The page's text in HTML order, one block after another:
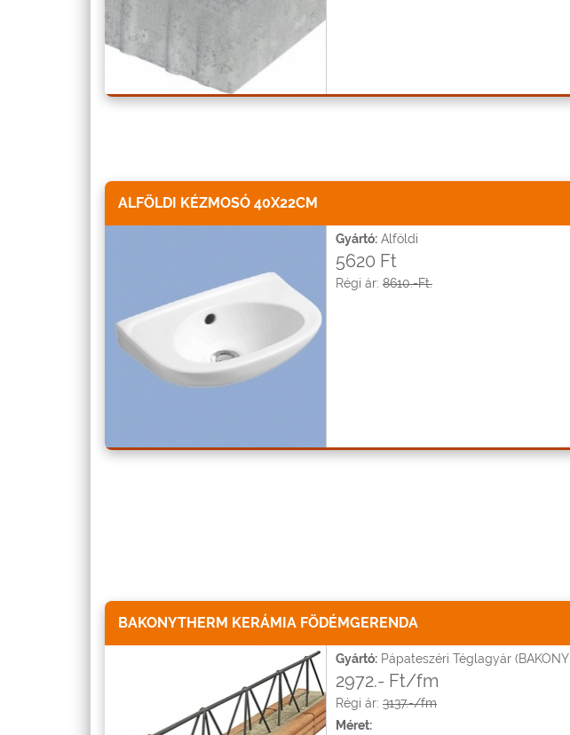
ALFÖLDI KÉZMOSÓ 40X22CM
Gyártó: Alföldi
5620 Ft
Régi ár: 8610.-Ft.
BAKONYTHERM KERÁMIA FÖDÉMGERENDA
Gyártó: Pápateszéri Téglagyár (BAKONYTHERM)
2972.- Ft/fm
Régi ár: 3137.-/fm
Méret: